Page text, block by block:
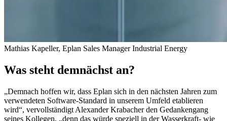
Mathias Kapeller, Eplan Sales Manager Industrial Energy
Was steht demnächst an?
„Demnach hoffen wir, dass Eplan sich in den nächsten Jahren zum
verwendeten Software-Standard in unserem Umfeld etablieren
wird“, vervollständigt Alexander Krabacher den Gedankengang
seines Kollegen, „denn das würde speziell in der Wasserkraft- wie